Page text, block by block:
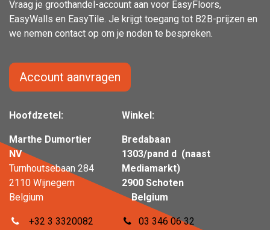
Vraag je groothandel-account aan voor EasyFloors,
EasyWalls en EasyTile. Je krijgt toegang tot B2B-prijzen en
we nemen contact op om je noden te bespreken.
Hoofdzetel:
Marthe Dumortier
NV
Turnhoutsebaan 284
2110 Wijnegem
Belgium
+32 3 3320082
Winkel:
Bredabaan
1303/pand d (naast
Mediamarkt)
2900 Schoten
Belgium
03 346 06 32
Account aanvragen